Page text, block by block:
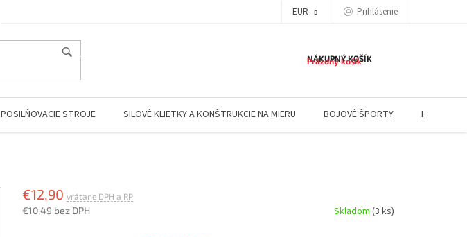
EUR Prihlásenie
NÁKUPNÝ KOŠÍK
Prázdny košík
POSILŇOVACIE STROJE SILOVÉ KLIETKY A KONŠTRUKCIE NA MIERU BOJOVÉ ŠPORTY BLOG
€12,90
€10,49 bez DPH
Skladom (3 ks)